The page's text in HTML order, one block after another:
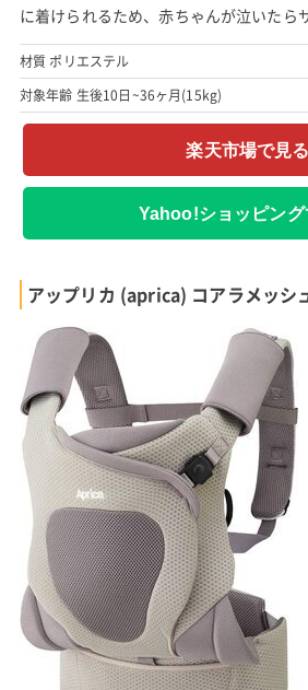
に着けられるため、赤ちゃんが泣いたら
材質 ポリエステル
対象年齢 生後10日~36ヶ月(15kg)
楽天市場で見る
Yahoo!ショッピング
アップリカ (aprica) コアラメッシ